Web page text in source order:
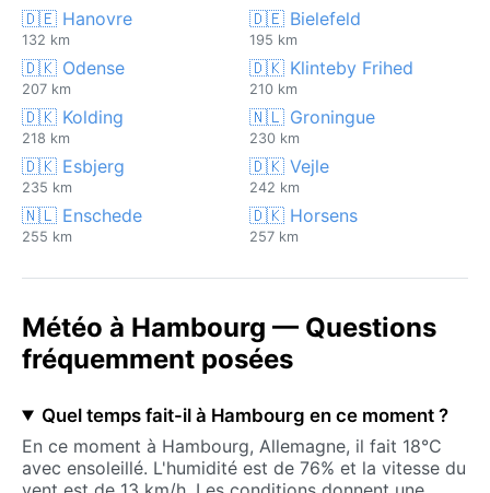
🇩🇪 Hanovre
132 km
🇩🇪 Bielefeld
195 km
🇩🇰 Odense
207 km
🇩🇰 Klinteby Frihed
210 km
🇩🇰 Kolding
218 km
🇳🇱 Groningue
230 km
🇩🇰 Esbjerg
235 km
🇩🇰 Vejle
242 km
🇳🇱 Enschede
255 km
🇩🇰 Horsens
257 km
Météo à Hambourg — Questions
fréquemment posées
Quel temps fait-il à Hambourg en ce moment ?
En ce moment à Hambourg, Allemagne, il fait 18°C
avec ensoleillé. L'humidité est de 76% et la vitesse du